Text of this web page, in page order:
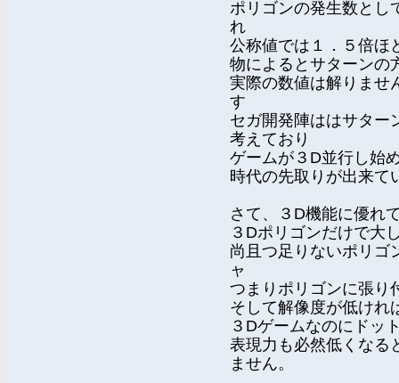
ポリゴンの発生数とし
れ
公称値では１．５倍ほ
物によるとサターンの
実際の数値は解りませ
す
セガ開発陣ははサター
考えており
ゲームが３D並行し始
時代の先取りが出来て
さて、３D機能に優れ
３Dポリゴンだけで大
尚且つ足りないポリゴ
ャ
つまりポリゴンに張り
そして解像度が低けれ
３Dゲームなのにドッ
表現力も必然低くなる
ません。